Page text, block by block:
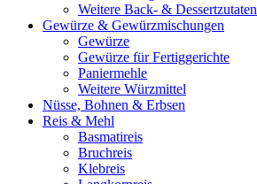
Weitere Back- & Dessertzutaten
Gewürze & Gewürzmischungen
Gewürze
Gewürze für Fertiggerichte
Paniermehle
Weitere Würzmittel
Nüsse, Bohnen & Erbsen
Reis & Mehl
Basmatireis
Bruchreis
Klebreis